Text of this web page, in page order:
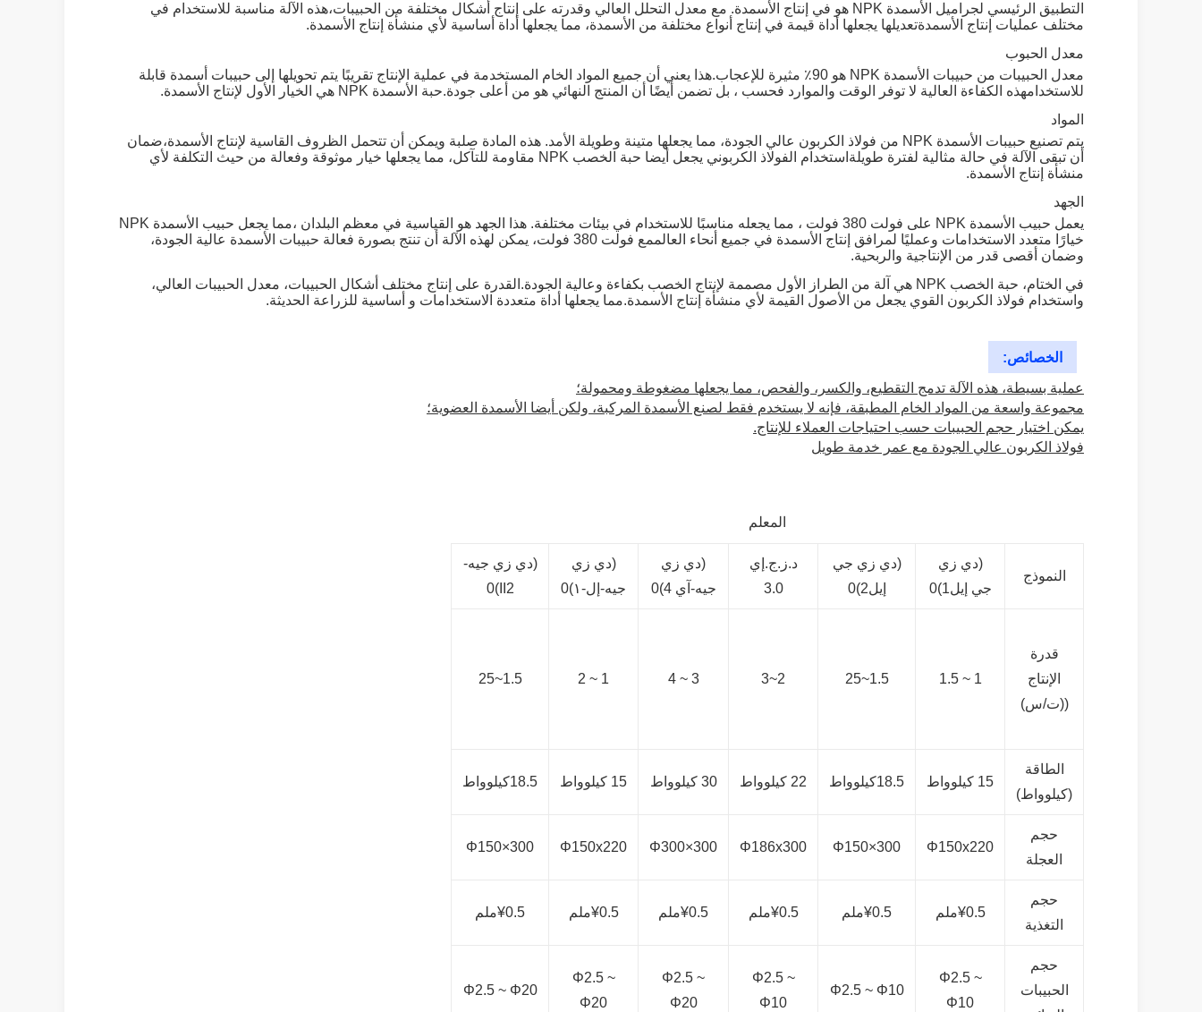
التطبيق الرئيسي لجراميل الأسمدة NPK هو في إنتاج الأسمدة. مع معدل التحلل العالي وقدرته على إنتاج أشكال مختلفة من الحبيبات،هذه الآلة مناسبة للاستخدام في
مختلف عمليات إنتاج الأسمدةتعديلها يجعلها أداة قيمة في إنتاج أنواع مختلفة من الأسمدة، مما يجعلها أداة أساسية لأي منشأة إنتاج الأسمدة.
معدل الحبوب
معدل الحبيبات من حبيبات الأسمدة NPK هو 90٪ مثيرة للإعجاب.هذا يعني أن جميع المواد الخام المستخدمة في عملية الإنتاج تقريبًا يتم تحويلها إلى حبيبات أسمدة قابلة
للاستخدامهذه الكفاءة العالية لا توفر الوقت والموارد فحسب ، بل تضمن أيضًا أن المنتج النهائي هو من أعلى جودة.حبة الأسمدة NPK هي الخيار الأول لإنتاج الأسمدة.
المواد
يتم تصنيع حبيبات الأسمدة NPK من فولاذ الكربون عالي الجودة، مما يجعلها متينة وطويلة الأمد. هذه المادة صلبة ويمكن أن تتحمل الظروف القاسية لإنتاج الأسمدة،ضمان
أن تبقى الآلة في حالة مثالية لفترة طويلةاستخدام الفولاذ الكربوني يجعل أيضا حبة الخصب NPK مقاومة للتآكل، مما يجعلها خيار موثوقة وفعالة من حيث التكلفة لأي
منشأة إنتاج الأسمدة.
الجهد
يعمل حبيب الأسمدة NPK على فولت 380 فولت ، مما يجعله مناسبًا للاستخدام في بيئات مختلفة. هذا الجهد هو القياسية في معظم البلدان ،مما يجعل حبيب الأسمدة NPK
خيارًا متعدد الاستخدامات وعمليًا لمرافق إنتاج الأسمدة في جميع أنحاء العالممع فولت 380 فولت، يمكن لهذه الآلة أن تنتج بصورة فعالة حبيبات الأسمدة عالية الجودة،
وضمان أقصى قدر من الإنتاجية والربحية.
في الختام، حبة الخصب NPK هي آلة من الطراز الأول مصممة لإنتاج الخصب بكفاءة وعالية الجودة.القدرة على إنتاج مختلف أشكال الحبيبات، معدل الحبيبات العالي،
واستخدام فولاذ الكربون القوي يجعل من الأصول القيمة لأي منشأة إنتاج الأسمدة.مما يجعلها أداة متعددة الاستخدامات و أساسية للزراعة الحديثة.
الخصائص:
عملية بسيطة، هذه الآلة تدمج التقطيع، والكسر، والفحص، مما يجعلها مضغوطة ومحمولة؛
مجموعة واسعة من المواد الخام المطبقة، فإنه لا يستخدم فقط لصنع الأسمدة المركبة، ولكن أيضا الأسمدة العضوية؛
يمكن اختيار حجم الحبيبات حسب احتياجات العملاء للإنتاج.
فولاذ الكربون عالي الجودة مع عمر خدمة طويل
المعلم
النموذج
(دي زي
جي إيل1)0
(دي زي جي
إيل2)0
د.ز.ج.إي
3.0
(دي زي
جيه-آي 4)0
(دي زي
جيه-إل-١)0
(دي زي جيه-
II2)0
قدرة
الإنتاج
((ت/س)
1 ~ 1.5
1.5~25
2~3
3 ~ 4
1 ~ 2
1.5~25
الطاقة
(كيلوواط)
15 كيلوواط 18.5كيلوواط 22 كيلوواط 30 كيلوواط 15 كيلوواط 18.5كيلوواط
حجم
العجلة
Φ150x220
Φ150×300
Φ186x300
Φ300×300
Φ150x220
Φ150×300
حجم
التغذية
¥0.5ملم ¥0.5ملم ¥0.5ملم ¥0.5ملم ¥0.5ملم ¥0.5ملم
حجم
الحبيبات
Φ2.5 ~
Φ10
Φ2.5 ~ Φ10
Φ2.5 ~
Φ10
Φ2.5 ~
Φ20
Φ2.5 ~
Φ20
Φ2.5 ~ Φ20